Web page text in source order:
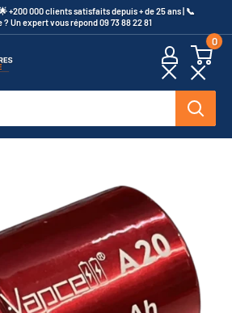
+200 000 clients satisfaits depuis + de 25 ans | 📞​
? Un expert vous répond 09 73 88 22 81
0